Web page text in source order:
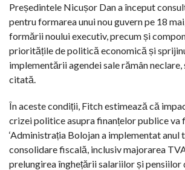
Președintele Nicușor Dan a început
pentru formarea unui nou guvern pe 18
formării noului executiv, precum și
prioritățile de politică economică și
implementării agendei sale rămân
citată.
În aceste condiții, Fitch estimează că
crizei politice asupra finanțelor publice va
‘Administrația Bolojan a implementat anul
consolidare fiscală, inclusiv majorarea
prelungirea înghețării salariilor și pensiilor